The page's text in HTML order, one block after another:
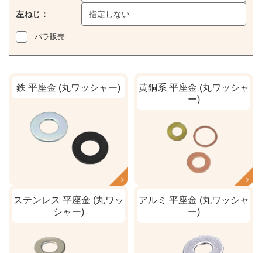
左ねじ： 指定しない
バラ販売
鉄 平座金 (丸ワッシャー)
黄銅系 平座金 (丸ワッシャ
ー)
ステンレス 平座金 (丸ワッ
シャー)
アルミ 平座金 (丸ワッシャ
ー)